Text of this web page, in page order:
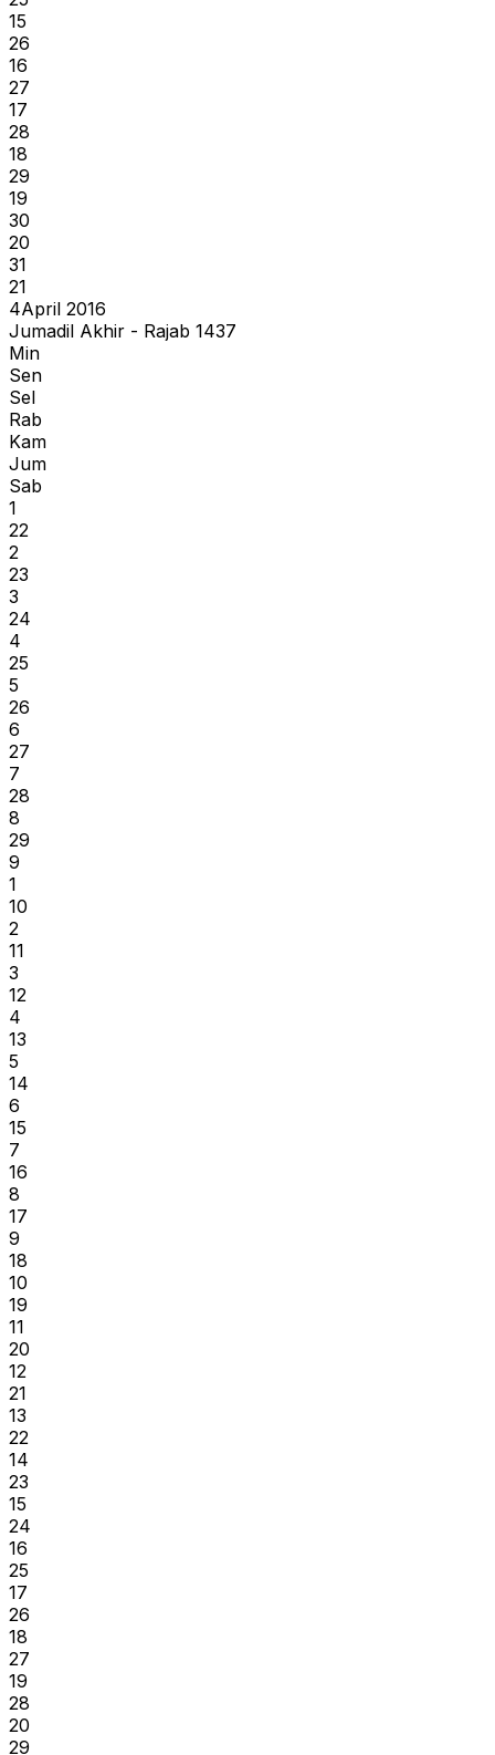
15
26
16
27
17
28
18
29
19
30
20
31
21
4April 2016
Jumadil Akhir - Rajab 1437
Min
Sen
Sel
Rab
Kam
Jum
Sab
1
22
2
23
3
24
4
25
5
26
6
27
7
28
8
29
9
1
10
2
11
3
12
4
13
5
14
6
15
7
16
8
17
9
18
10
19
11
20
12
21
13
22
14
23
15
24
16
25
17
26
18
27
19
28
20
29